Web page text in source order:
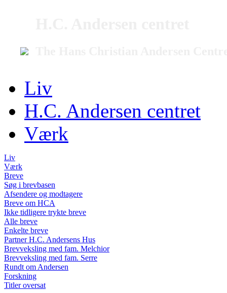
Liv
H.C. Andersen centret
Værk
Liv
Værk
Breve
Søg i brevbasen
Afsendere og modtagere
Breve om HCA
Ikke tidligere trykte breve
Alle breve
Enkelte breve
Partner H.C. Andersens Hus
Brevveksling med fam. Melchior
Brevveksling med fam. Serre
Rundt om Andersen
Forskning
Titler oversat